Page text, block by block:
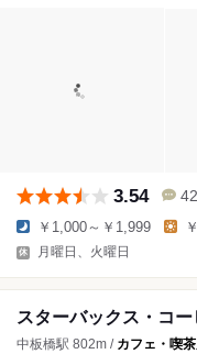
3.54
￥1,000～￥1,999
月曜日、火曜日
スターバックス・コ
中板橋駅 802m / カフェ・喫